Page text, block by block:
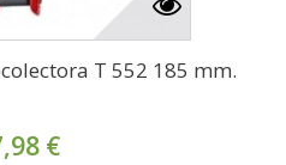
T 552 185 mm.
€